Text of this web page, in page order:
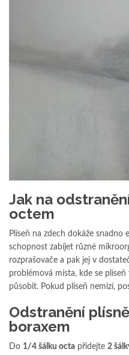
Jak na
octem
Plíseň na zdech dokáže snadno
schopnost zabíjet různé
rozprašovače a pak jej v
problémová místa, kde se
působit. Pokud plíseň nemizí,
Odstranění
boraxem
Do 1/4 šálku octa přidejte 2